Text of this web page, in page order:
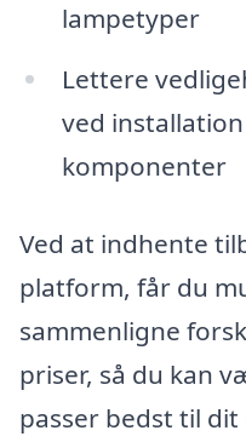
lampetyper
Lettere
ved
komponenter
Ved at indhente
platform, får du
sammenligne
priser, så du kan
passer bedst til